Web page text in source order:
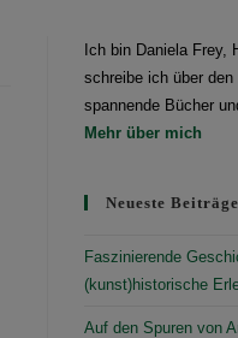
Ich bin Daniela Frey,
schreibe ich über
spannende Bücher
Mehr über mich
Neueste Beiträge
Faszinierende
(kunst)historische
Auf den Spuren von